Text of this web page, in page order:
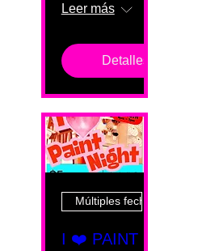
Leer más
Detalles
Múltiples fechas
I ❤️ PAINT